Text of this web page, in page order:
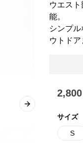
Next slide
ウエス
能。
シンプ
ウトドア
2,800
サイズ
S